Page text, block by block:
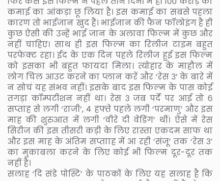
कमाई का आंकड़ा छू लिया है। इस कमाई का सबसे पहला
कारण तो भाईजान खुद हैं। भाईजान की फैन फॉलोइंग है ही
कुछ ऐसी की उन्हें भाई जान के अलावा फिल्म में कुछ और
नहीं चाहिए। साथ ही इस फिल्म का रिलीज टाइम बहुत
परफेक्ट रहा। ईद के एक दिन पहले रिलीज हुई इस फिल्म
को इसका भी बहुत फायदा मिला। त्योहार के माहौल में
लोग चिल आउट करने का प्लान करें और ‘रेस ३’ के बारे में
न सोचं यह संभव नहीं। इसके बाद इस फिल्म के पास कोई
तगड़ा कॉम्पटीशन नहीं था। रेस ३ जब पर्दे पर आई तो ६
सप्ताह से लगी ‘राजी’, ४ हफ्ते पहले लगी ‘परमाणु’ और इस
माह की शुरुआत में लगी ‘वीरे दी वेडिंग’ थीं। ऐसे में रेस
सिरीज की इस तीसरी कड़ी के लिए रास्ता एकदम साफ था
और इस माह के अंतिम सप्तााह में आ रही ‘संजू’ तक ‘रेस ३’
का मुकाबला करने के लिए कोई भी फिल्म दूर-दूर तक
नहीं है।
सलाह ‘दि संडे पोस्टि’ के पाठकों के लिए यह सलाह है कि